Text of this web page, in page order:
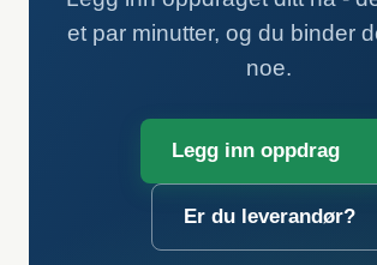
et par minutter, og du binder
noe.
Legg inn oppdrag
Er du leverandør?